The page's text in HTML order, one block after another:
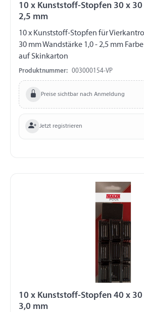
10 x Kunststoff-Stopfen 30 x 30
2,5 mm
10 x Kunststoff-Stopfen für Vierkantrohr Außenmaß 30 x
30 mm Wandstärke 1,0 - 2,5 mm
auf Skinkarton
Produktnummer: 003000154-VP
Preise sichtbar nach Anmeldung
Jetzt registrieren
10 x Kunststoff-Stopfen 40 x 30
3,0 mm